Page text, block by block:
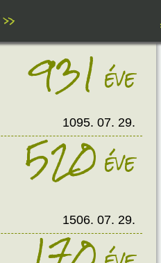
»
931 éve
1095. 07. 29.
520éve
1506. 07. 29.